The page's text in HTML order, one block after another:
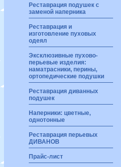
Реставрация подушек с
заменой наперника
Реставрация и
изготовление пуховых
одеял
Эксклюзивные пухово-
перьевые изделия:
наматрасники, перины,
ортопедические подушки
Реставрация диванных
подушек
Наперники: цветные,
однотонные
Реставрация перьевых
ДИВАНОВ
Прайс-лист